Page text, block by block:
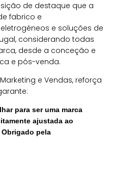
de destaque que a
fabrico e
e soluções de
considerando todas
desde a conceção e
e pós-venda.
e Vendas, reforça
para ser uma marca
ajustada ao
pela